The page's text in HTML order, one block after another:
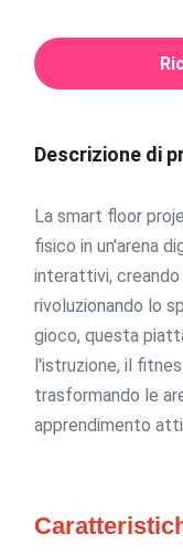
Descrizione di
La smart floor
fisico in un'arena
interattivi, creando
rivoluzionando lo
gioco, questa
l'istruzione, il
trasformando le
apprendimento